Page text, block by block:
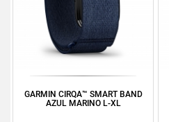
GARMIN CIRQA™ SMART BAND
AZUL MARINO L-XL